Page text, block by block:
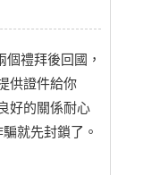
禮拜後回國，
供證件給你
好的關係耐心
就先封鎖了。